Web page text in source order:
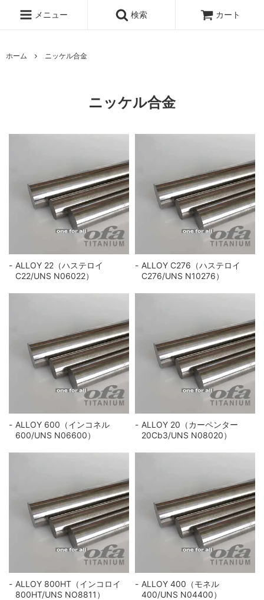
メニュー 検索 カート
ホーム ニッケル合金
ニッケル合金
ALLOY 22（ハステロイ
C22/UNS N06022）
ALLOY C276（ハステロイ
C276/UNS N10276）
ALLOY 600（インコネル
600/UNS N06600）
ALLOY 20（カーペンター
20Cb3/UNS N08020）
ALLOY 800HT（インコロイ
800HT/UNS NO8811）
ALLOY 400（モネル
400/UNS N04400）